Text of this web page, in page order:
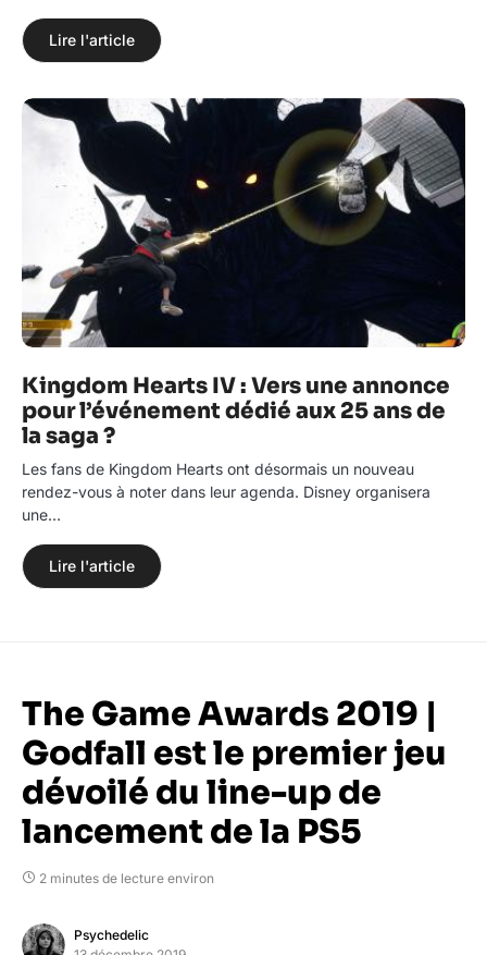
Lire l'article
Kingdom Hearts IV : Vers une annonce
pour l’événement dédié aux 25 ans de
la saga ?
Les fans de Kingdom Hearts ont désormais un nouveau
rendez-vous à noter dans leur agenda. Disney organisera
une…
Lire l'article
The Game Awards 2019 |
Godfall est le premier jeu
dévoilé du line-up de
lancement de la PS5
2 minutes de lecture environ
Psychedelic